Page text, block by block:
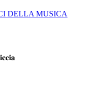
DELLA MUSICA